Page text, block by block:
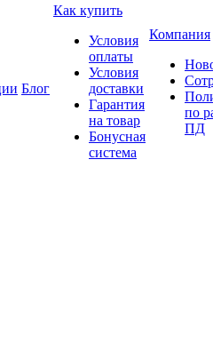
Блог
Как купить
Условия
оплаты
Условия
доставки
Гарантия
на товар
Бонусная
система
Компания
по
ПД